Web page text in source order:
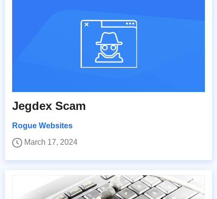
Jegdex Scam
Rogue Websites
March 17, 2024